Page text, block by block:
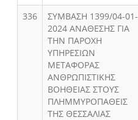
336
ΣΥΜΒΑΣΗ 1399/04-01-
2024 ΑΝΑΘΕΣΗΣ ΓΙΑ
ΤΗΝ ΠΑΡΟΧΗ
ΥΠΗΡΕΣΙΩΝ
ΜΕΤΑΦΟΡΑΣ
ΑΝΘΡΩΠΙΣΤΙΚΗΣ
ΒΟΗΘΕΙΑΣ ΣΤΟΥΣ
ΠΛΗΜΜΥΡΟΠΑΘΕΙΣ
ΤΗΣ ΘΕΣΣΑΛΙΑΣ